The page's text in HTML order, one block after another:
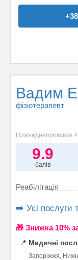
Вадим
фізіотерапевт
Нижнеднепровская 4
9.9
балів
Реабілітація
➡️ Усі послуги
🎁 Знижка 10%
📍 Медичні
Запоріжжя,